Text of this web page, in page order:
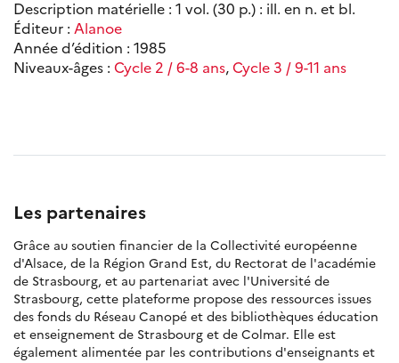
Description matérielle : 1 vol. (30 p.) : ill. en n. et bl.
Éditeur : Alanoe
Année d’édition : 1985
Niveaux-âges : Cycle 2 / 6-8 ans,Cycle 3 / 9-11 ans
Les partenaires
Grâce au soutien financier de la Collectivité européenne
d'Alsace, de la Région Grand Est, du Rectorat de l'académie
de Strasbourg, et au partenariat avec l'Université de
Strasbourg, cette plateforme propose des ressources issues
des fonds du Réseau Canopé et des bibliothèques éducation
et enseignement de Strasbourg et de Colmar. Elle est
également alimentée par les contributions d'enseignants et